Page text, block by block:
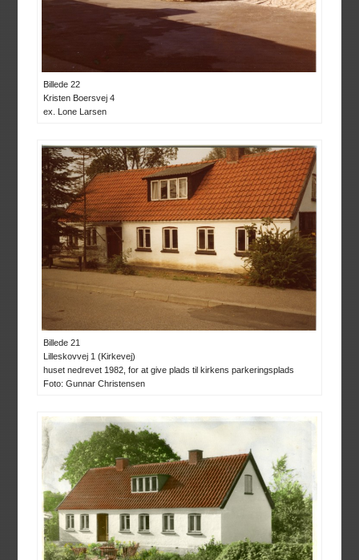
Billede 22
Kristen Boersvej 4
ex. Lone Larsen
Billede 21
Lilleskovvej 1 (Kirkevej)
huset nedrevet 1982, for at give plads til kirkens parkeringsplads
Foto: Gunnar Christensen